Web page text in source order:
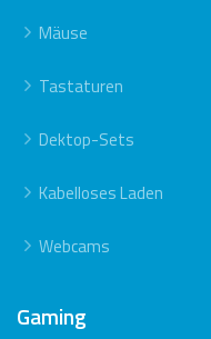
Mäuse
Tastaturen
Dektop-Sets
Kabelloses Laden
Webcams
Gaming